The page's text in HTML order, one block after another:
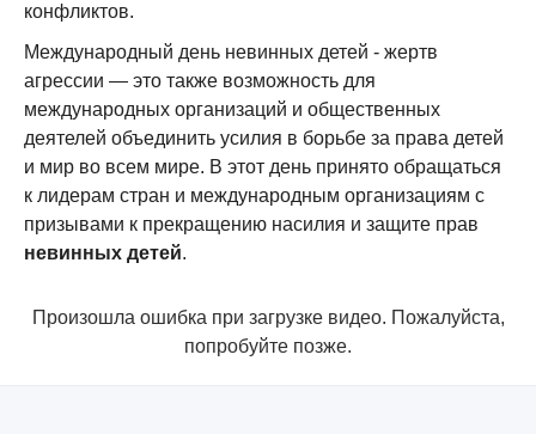
конфликтов.
Международный день невинных детей - жертв
агрессии — это также возможность для
международных организаций и общественных
деятелей объединить усилия в борьбе за права детей
и мир во всем мире. В этот день принято обращаться
к лидерам стран и международным организациям с
призывами к прекращению насилия и защите прав
невинных детей.
Произошла ошибка при загрузке видео. Пожалуйста,
попробуйте позже.